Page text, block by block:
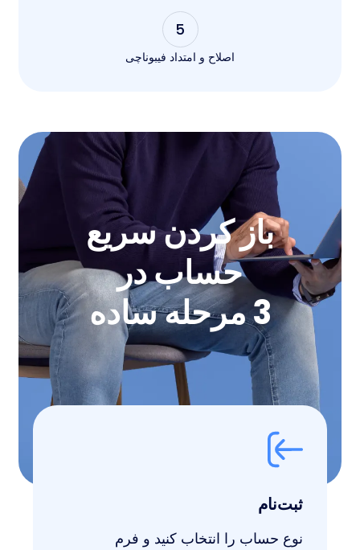
5
اصلاح و امتداد فیبوناچی
باز کردن سریع
حساب در
3 مرحله ساده
ثبت‌نام
نوع حساب را انتخاب کنید و فرم